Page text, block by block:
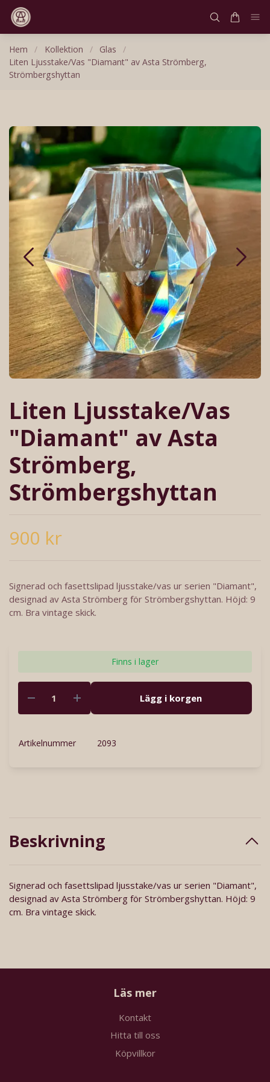
Hem / Kollektion / Glas
/
Liten Ljusstake/Vas "Diamant" av Asta Strömberg,
Strömbergshyttan
Liten Ljusstake/Vas
"Diamant" av Asta
Strömberg,
Strömbergshyttan
900 kr
Signerad och fasettslipad ljusstake/vas ur serien "Diamant",
designad av Asta Strömberg för Strömbergshyttan. Höjd: 9
cm. Bra vintage skick.
Finns i lager
Lägg i korgen
Artikelnummer 2093
Beskrivning
Signerad och fasettslipad ljusstake/vas ur serien "Diamant",
designad av Asta Strömberg för Strömbergshyttan. Höjd: 9
cm. Bra vintage skick.
Läs mer
Kontakt
Hitta till oss
Köpvillkor